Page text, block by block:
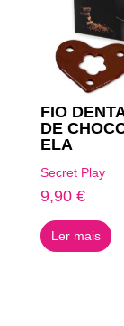
FIO
DE
ELA
Secret Play
9,90 €
Ler mais